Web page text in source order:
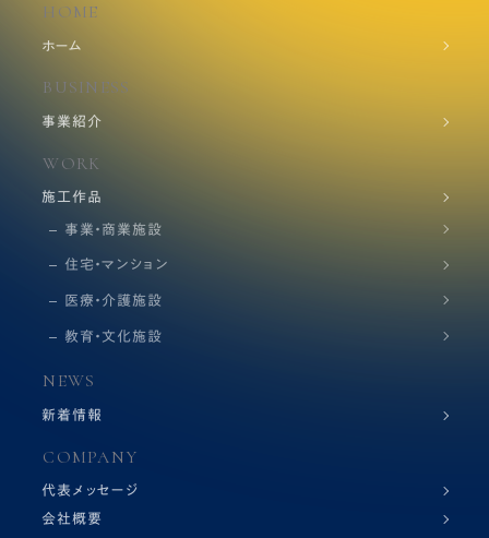
HOME
ホーム
BUSINESS
事業紹介
WORK
施工作品
事業・商業施設
住宅・マンション
医療・介護施設
教育・文化施設
NEWS
新着情報
COMPANY
代表メッセージ
会社概要